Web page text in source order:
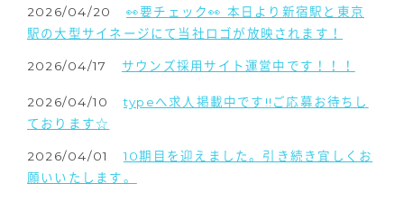
2026/04/20
👀要チェック👀 本日より新宿駅と東京
駅の大型サイネージにて当社ロゴが放映されます！
2026/04/17 サウンズ採用サイト運営中です！！！
2026/04/10
typeへ求人掲載中です!!ご応募お待ちし
ております☆
2026/04/01
10期目を迎えました。引き続き宜しくお
願いいたします。